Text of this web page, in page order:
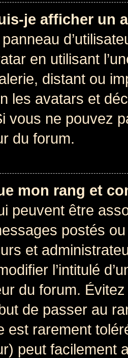
je afficher un
en utilisant
distant ou
les avatars et
vous ne pouvez
du forum.
mon rang et
peuvent être
postés
et
l’intitulé
du forum.
de passer au
est rarement
peut facilement